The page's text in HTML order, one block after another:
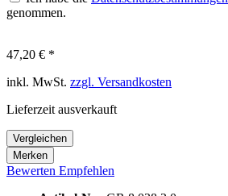
genommen.
47,20 € *
inkl. MwSt. zzgl. Versandkosten
Lieferzeit ausverkauft
Vergleichen
Merken
Bewerten Empfehlen